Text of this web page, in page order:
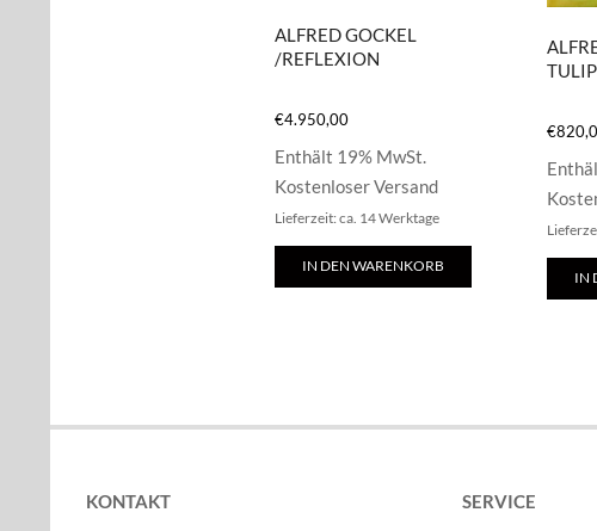
ALFRED GOCKEL
/REFLEXION
€4.950,00
Enthält 19% MwSt.
Kostenloser Versand
Lieferzeit: ca. 14 Werktage
IN DEN WARENKORB
TULIP
€
IN
KONTAKT SERVICE